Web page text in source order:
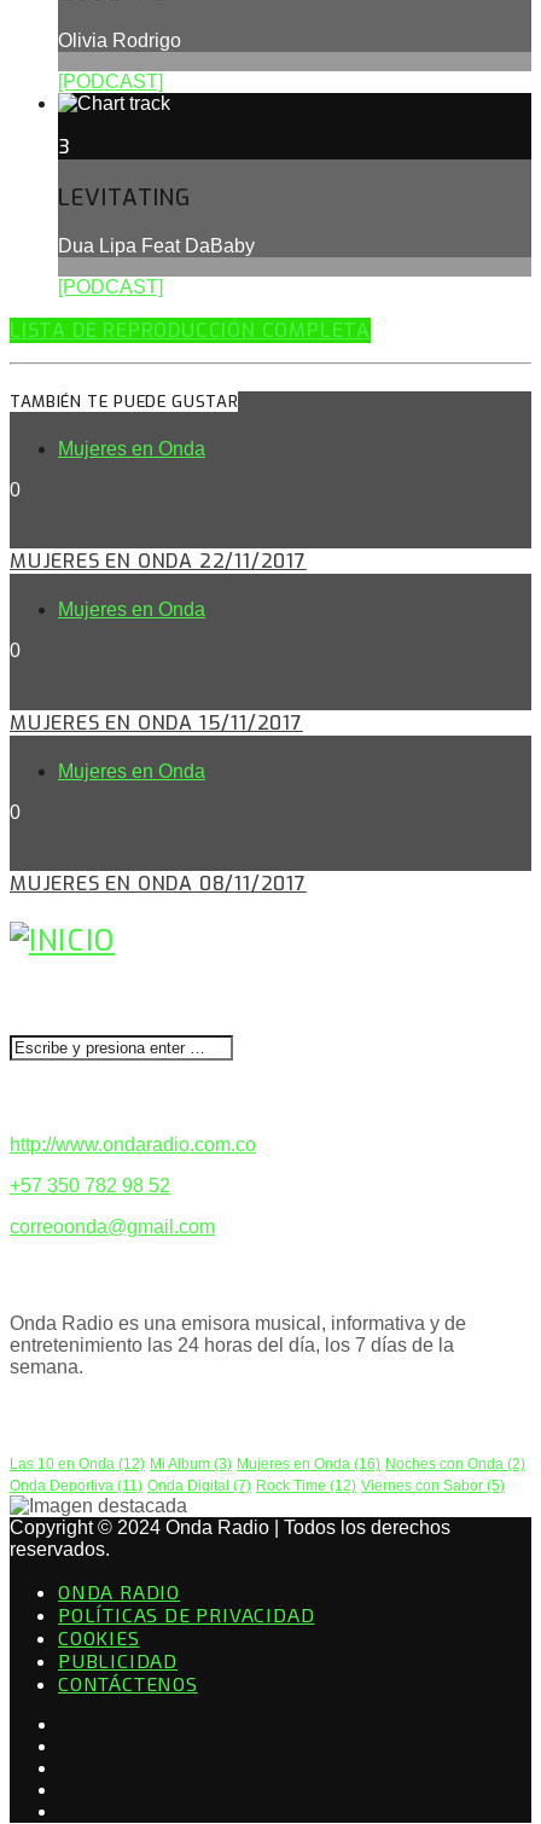
Olivia Rodrigo
[PODCAST]
3
LEVITATING
Dua Lipa Feat DaBaby
[PODCAST]
LISTA DE REPRODUCCIÓN COMPLETA
TAMBIÉN TE PUEDE GUSTAR
Mujeres en Onda
0
MUJERES EN ONDA 22/11/2017
Mujeres en Onda
0
MUJERES EN ONDA 15/11/2017
Mujeres en Onda
0
MUJERES EN ONDA 08/11/2017
http://www.ondaradio.com.co
+57 350 782 98 52
correoonda@gmail.com
Onda Radio es una emisora musical, informativa y de
entretenimiento las 24 horas del día, los 7 días de la
semana.
Las 10 en Onda (12) Mi Album (3) Mujeres en Onda (16) Noches con Onda (2)
Onda Deportiva (11) Onda Digital (7) Rock Time (12) Viernes con Sabor (5)
Copyright © 2024 Onda Radio | Todos los derechos
reservados.
ONDA RADIO
POLÍTICAS DE PRIVACIDAD
COOKIES
PUBLICIDAD
CONTÁCTENOS